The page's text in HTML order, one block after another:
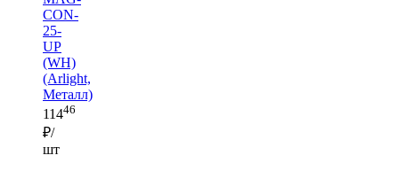
CON-
25-
UP
(WH)
(Arlight,
Металл)
11446
₽/
шт